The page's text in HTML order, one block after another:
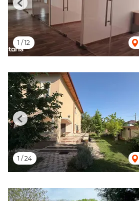
1 /12
Previous
1 /24
Previous